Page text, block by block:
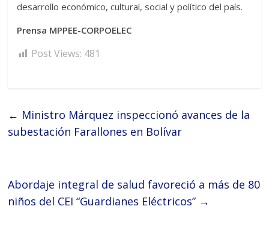
desarrollo económico, cultural, social y político del país.
Prensa MPPEE-CORPOELEC
Post Views: 481
← Ministro Márquez inspeccionó avances de la
subestación Farallones en Bolívar
Abordaje integral de salud favoreció a más de 80
niños del CEI “Guardianes Eléctricos” →